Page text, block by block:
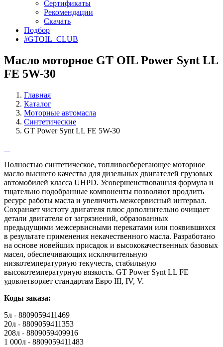
Сертификаты
Рекомендации
Скачать
Подбор
#GTOIL_CLUB
Масло моторное GT OIL Power Synt LL
FE 5W-30
Главная
Каталог
Моторные автомасла
Синтетические
GT Power Synt LL FE 5W-30
Полностью синтетическое, топливосберегающее моторное
масло высшего качества для дизельных двигателей грузовых
автомобилей класса UHPD. Усовершенствованная формула и
тщательно подобранные компоненты позволяют продлить
ресурс работы масла и увеличить межсервисный интервал.
Сохраняет чистоту двигателя плюс дополнительно очищает
детали двигателя от загрязнений, образованных
предыдущими межсервисными перекатами или появившихся
в результате применения некачественного масла. Разработано
на основе новейших присадок и высококачественных базовых
масел, обеспечивающих исключительную
низкотемпературную текучесть, стабильную
высокотемпературную вязкость. GT Power Synt LL FE
удовлетворяет стандартам Евро III, IV, V.
Коды заказа:
5л - 8809059411469
20л - 8809059411353
208л - 8809059409916
1 000л - 8809059411483